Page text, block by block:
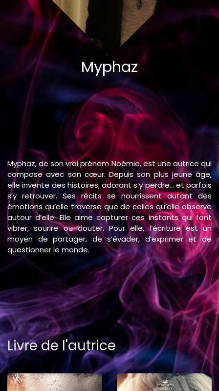
Myphaz
Myphaz, de son vrai prénom Noémie, est une autrice qui
compose avec son cœur. Depuis son plus jeune âge,
elle invente des histoires, adorant s’y perdre… et parfois
s’y retrouver. Ses récits se nourrissent autant des
émotions qu’elle traverse que de celles qu’elle observe
autour d’elle. Elle aime capturer ces instants qui font
vibrer, sourire ou douter. Pour elle, l’écriture est un
moyen de partager, de s’évader, d’exprimer et de
questionner le monde.​
Livre de l'autrice